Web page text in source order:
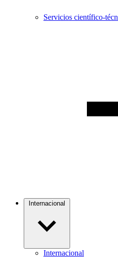
Servicios científico-
Internacional
Internacional